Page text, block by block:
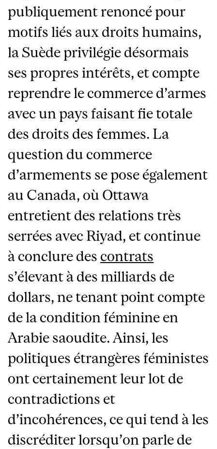
publiquement renoncé pour
motifs liés aux droits humains,
la Suède privilégie désormais
ses propres intérêts, et compte
reprendre le commerce d’armes
avec un pays faisant fie totale
des droits des femmes. La
question du commerce
d’armements se pose également
au Canada, où Ottawa
entretient des relations très
serrées avec Riyad, et continue
à conclure des contrats
s’élevant à des milliards de
dollars, ne tenant point compte
de la condition féminine en
Arabie saoudite. Ainsi, les
politiques étrangères féministes
ont certainement leur lot de
contradictions et
d’incohérences, ce qui tend à les
discréditer lorsqu’on parle de